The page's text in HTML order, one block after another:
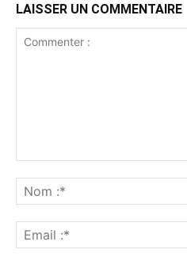
LAISSER UN COMMENTAIRE